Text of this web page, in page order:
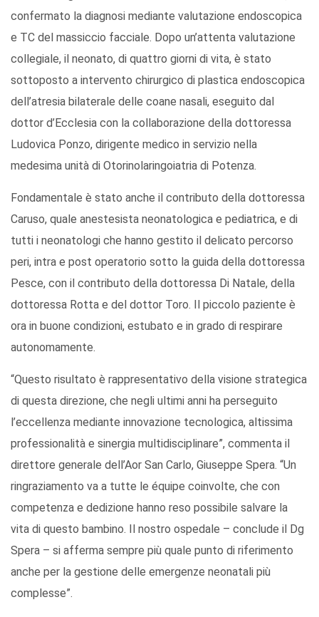
confermato la diagnosi mediante valutazione endoscopica
e TC del massiccio facciale. Dopo un’attenta valutazione
collegiale, il neonato, di quattro giorni di vita, è stato
sottoposto a intervento chirurgico di plastica endoscopica
dell’atresia bilaterale delle coane nasali, eseguito dal
dottor d’Ecclesia con la collaborazione della dottoressa
Ludovica Ponzo, dirigente medico in servizio nella
medesima unità di Otorinolaringoiatria di Potenza.
Fondamentale è stato anche il contributo della dottoressa
Caruso, quale anestesista neonatologica e pediatrica, e di
tutti i neonatologi che hanno gestito il delicato percorso
peri, intra e post operatorio sotto la guida della dottoressa
Pesce, con il contributo della dottoressa Di Natale, della
dottoressa Rotta e del dottor Toro. Il piccolo paziente è
ora in buone condizioni, estubato e in grado di respirare
autonomamente.
“Questo risultato è rappresentativo della visione strategica
di questa direzione, che negli ultimi anni ha perseguito
l’eccellenza mediante innovazione tecnologica, altissima
professionalità e sinergia multidisciplinare”, commenta il
direttore generale dell’Aor San Carlo, Giuseppe Spera. “Un
ringraziamento va a tutte le équipe coinvolte, che con
competenza e dedizione hanno reso possibile salvare la
vita di questo bambino. Il nostro ospedale – conclude il Dg
Spera – si afferma sempre più quale punto di riferimento
anche per la gestione delle emergenze neonatali più
complesse”.